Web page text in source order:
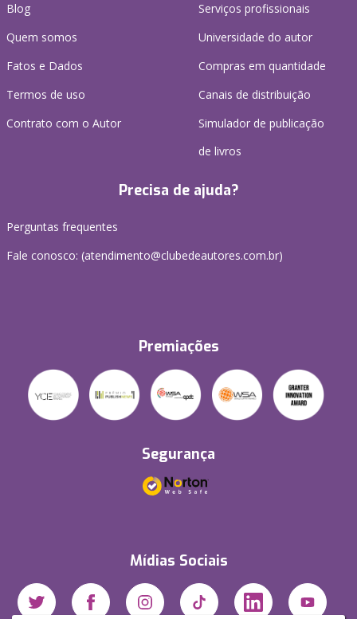
Blog
Quem somos
Fatos e Dados
Termos de uso
Contrato com o Autor
Serviços profissionais
Universidade do autor
Compras em quantidade
Canais de distribuição
Simulador de publicação
de livros
Precisa de ajuda?
Perguntas frequentes
Fale conosco: (atendimento@clubedeautores.com.br)
Premiações
Segurança
Mídias Sociais